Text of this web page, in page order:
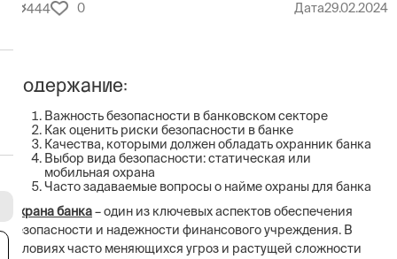
444 0 Дата29.02.2024
Содержание:
Важность безопасности в банковском секторе
Как оценить риски безопасности в банке
Качества, которыми должен обладать охранник банка
Выбор вида безопасности: статическая или
мобильная охрана
Часто задаваемые вопросы о найме охраны для банка
Охрана банка– один из ключевых аспектов обеспечения
безопасности и надежности финансового учреждения. В
условиях часто меняющихся угроз и растущей сложности